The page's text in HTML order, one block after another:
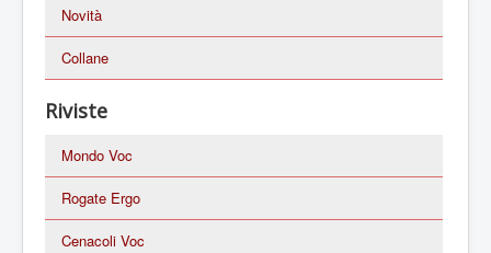
Novità
Collane
Riviste
Mondo Voc
Rogate Ergo
Cenacoli Voc